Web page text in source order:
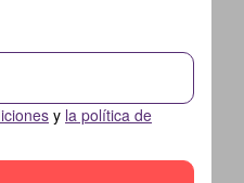
y la política de